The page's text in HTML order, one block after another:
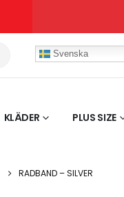
Svenska
KLÄDER PLUS SIZE
RADBAND – SILVER